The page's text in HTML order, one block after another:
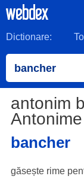
Dictionare:
antonim
bancher
găsește rime